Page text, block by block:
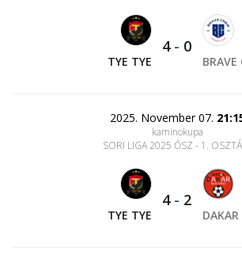
TYE TYE
4- 0
BRAVE
2025. November 07.
kaminokupa
SORI LIGA 2025 ŐSZ - 1.
TYE TYE
4- 2